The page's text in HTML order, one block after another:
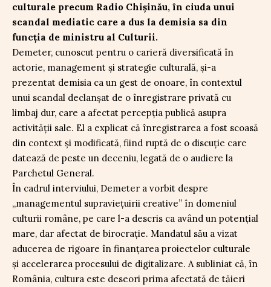
culturale precum Radio Chișinău, în ciuda unui
scandal mediatic care a dus la demisia sa din
funcția de ministru al Culturii.
Demeter, cunoscut pentru o carieră diversificată în
actorie, management și strategie culturală, și-a
prezentat demisia ca un gest de onoare, în contextul
unui scandal declanșat de o înregistrare privată cu
limbaj dur, care a afectat percepția publică asupra
activității sale. El a explicat că înregistrarea a fost scoasă
din context și modificată, fiind ruptă de o discuție care
datează de peste un deceniu, legată de o audiere la
Parchetul General.
În cadrul interviului, Demeter a vorbit despre
„managementul supraviețuirii creative” în domeniul
culturii române, pe care l-a descris ca având un potențial
mare, dar afectat de birocrație. Mandatul său a vizat
aducerea de rigoare în finanțarea proiectelor culturale
și accelerarea procesului de digitalizare. A subliniat că, în
România, cultura este deseori prima afectată de tăieri